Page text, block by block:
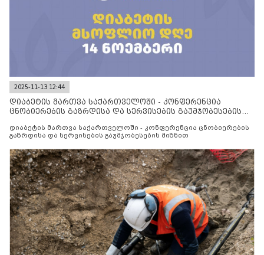
2025-11-13 12:44
დიაბეტის მართვა საქართველოში - კონფერენცია
ცნობიერების გაზრდისა და სერვისების გაუმჯობესების
დიაბეტის მართვა საქართველოში - კონფერენცია ცნობიერების
გაზრდისა და სერვისების გაუმჯობესების მიზნით